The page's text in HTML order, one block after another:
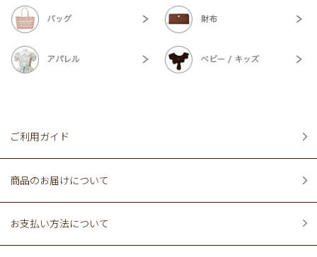
ご利用ガイド
商品のお届けについて
お支払い方法について